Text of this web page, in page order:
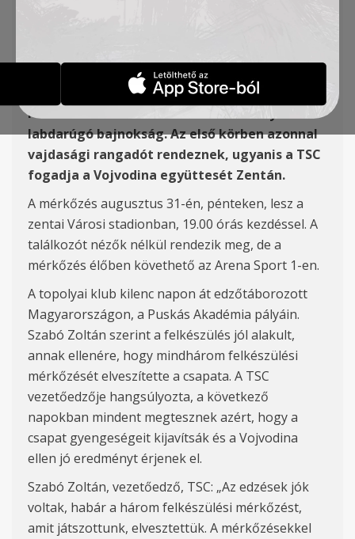
Pénteken kezdődik a szerb elsőosztályú
labdarúgó bajnokság. Az első körben azonnal
vajdasági rangadót rendeznek, ugyanis a TSC
fogadja a Vojvodina együttesét Zentán.
A mérkőzés augusztus 31-én, pénteken, lesz a
zentai Városi stadionban, 19.00 órás kezdéssel. A
találkozót nézők nélkül rendezik meg, de a
mérkőzés élőben követhető az Arena Sport 1-en.
A topolyai klub kilenc napon át edzőtáborozott
Magyarországon, a Puskás Akadémia pályáin.
Szabó Zoltán szerint a felkészülés jól alakult,
annak ellenére, hogy mindhárom felkészülési
mérkőzését elveszítette a csapata. A TSC
vezetőedzője hangsúlyozta, a következő
napokban mindent megtesznek azért, hogy a
csapat gyengeségeit kijavítsák és a Vojvodina
ellen jó eredményt érjenek el.
Szabó Zoltán, vezetőedző, TSC: „Az edzések jók
voltak, habár a három felkészülési mérkőzést,
amit játszottunk, elvesztettük. A mérkőzésekkel